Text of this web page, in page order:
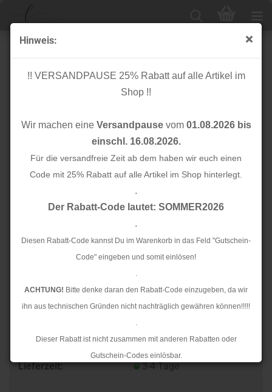
Hinweis:
!! VERSANDPAUSE 25% Rabatt auf alle Artikel im
Shop !!
Wir machen eine Versandpausevom 01.08.2026 bis
einschl. 16.08.2026.
Für die versandfreie Zeit ab dem haben wir euch einen
Code mit 25% Rabatt auf alle Artikel im Shop hinterlegt.
.
Der Rabatt-Code lautet: SOMMER2026
.
Diesen Rabatt-Code kannst Du im Warenkorb in das Feld "Gutschein-
Code" eingeben und somit einlösen!
.
ACHTUNG! Bitte denke daran den Rabatt-Code einzugeben, da wir
ihn aus technischen Gründen nicht nachträglich gewähren können!!!!!
.
Dieser Rabatt ist nicht zusammen mit anderen Rabatten oder
Gutschein-Codes einlösbar.
.
Cuff me - Bio Bündchen - Ripped Col. 51 - Shine -
Hamburger Liebe
Lieferzeit:
3-4 Tage